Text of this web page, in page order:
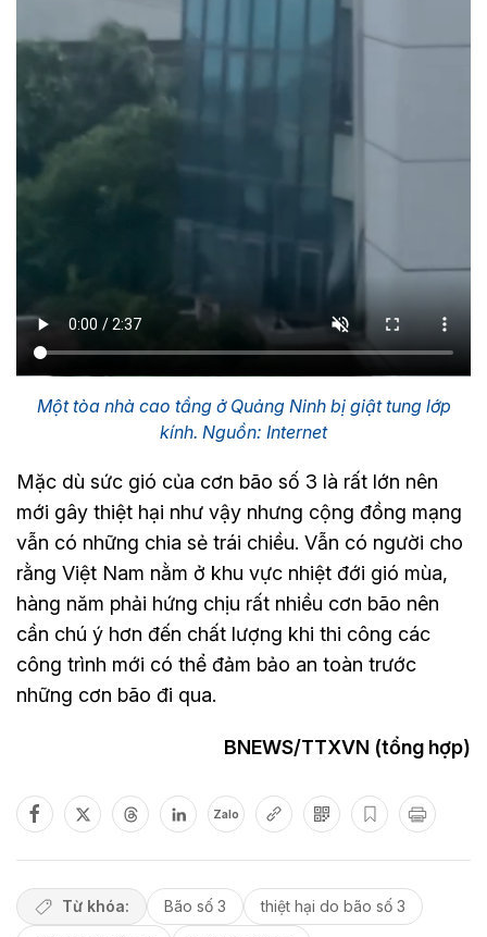
Một tòa nhà cao tầng ở Quảng Ninh bị giật tung lớp
kính. Nguồn: Internet
Mặc dù sức gió của cơn bão số 3 là rất lớn nên
mới gây thiệt hại như vậy nhưng cộng đồng mạng
vẫn có những chia sẻ trái chiều. Vẫn có người cho
rằng Việt Nam nằm ở khu vực nhiệt đới gió mùa,
hàng năm phải hứng chịu rất nhiều cơn bão nên
cần chú ý hơn đến chất lượng khi thi công các
công trình mới có thể đảm bảo an toàn trước
những cơn bão đi qua.
BNEWS/TTXVN (tổng hợp)
Zalo
Từ khóa: Bão số 3
thiệt hại do bão số 3